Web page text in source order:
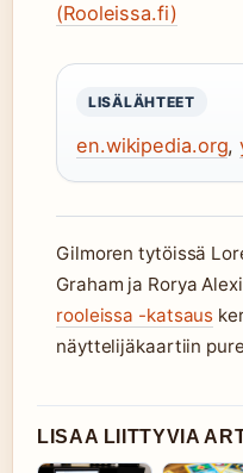
(Rooleissa.fi)
LISÄLÄHTEET
en.wikipedia.org,
Gilmoren tytöissä
Graham ja Rorya
rooleissa -katsaus
näyttelijäkaartiin
LISAA LIITTYVIA